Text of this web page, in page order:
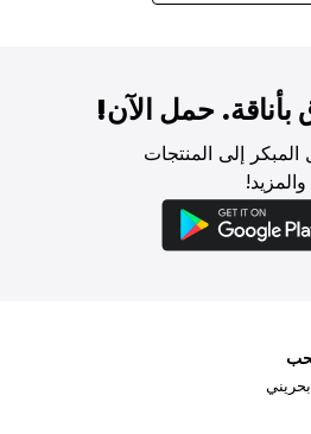
حمل الآن!
إلى المنتجات